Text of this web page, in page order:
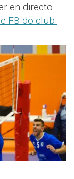
en directo
FB do club.